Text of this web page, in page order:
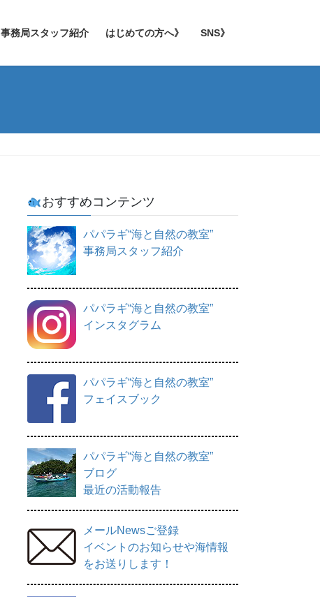
事務局スタッフ紹介 はじめての方へ》 SNS》
おすすめコンテンツ
パパラギ“海と自然の教室”
事務局スタッフ紹介
パパラギ“海と自然の教室”
インスタグラム
パパラギ“海と自然の教室”
フェイスブック
パパラギ“海と自然の教室”
ブログ
最近の活動報告
メールNewsご登録
イベントのお知らせや海情報
をお送りします！